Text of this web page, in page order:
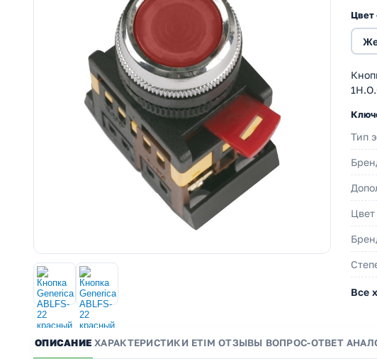
Цвет
Тип
Цвет
Все
ОПИСАНИЕ ХАРАКТЕРИСТИКИ ETIM ОТЗЫВЫ ВОПРОС-ОТВЕТ